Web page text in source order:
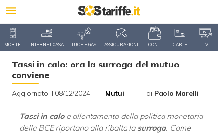
MOBILE INTERNET CASA LUCE E GAS ASSICURAZIONI CONTI CARTE TV
Tassi in calo: ora la surroga del mutuo
conviene
Aggiornato il 08/12/2024 Mutui di Paolo Marelli
Tassi in caloe allentamento della politica monetaria
della BCE riportano alla ribalta la surroga. Come